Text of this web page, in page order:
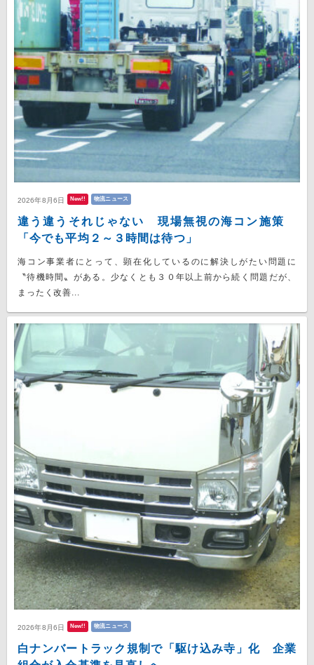
2026年8月6日 New!! 物流ニュース
違う違うそれじゃない 現場無視の海コン施策
「今でも平均２～３時間は待つ」
海コン事業者にとって、顕在化しているのに解決しがたい問題に
〝待機時間〟がある。少なくとも３０年以上前から続く問題だが、
まったく改善...
2026年8月6日 New!! 物流ニュース
白ナンバートラック規制で「駆け込み寺」化 企業